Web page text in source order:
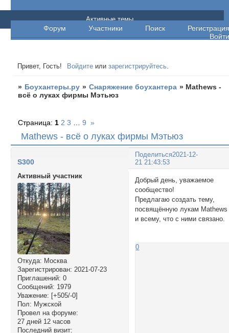
Боухантеры.ру
Форум Участники Поиск
Регистрация
Войти
Активные темы
Привет, Гость! Войдите илизарегистрируйтесь.
» Боухантеры.ру » Снаряжение боухантера » Mathews -
всё о луках фирмы Мэтьюз
Mathews - всё о луках фирмы Мэтьюз
Страница: 1 2 3 9 »
Поделиться2021-12-
21 21:43:53
S300
Активный участник
Откуда: Москва
Зарегистрирован: 2021-07-23
Приглашений: 0
Сообщений: 1979
Уважение: [+505/-0]
Пол: Мужской
Провел на форуме:
27 дней 12 часов
Последний визит:
Добрый день, уважаемое
сообщество!
Предлагаю создать тему,
посвящённую лукам Mathews
и всему, что с ними связано.
0